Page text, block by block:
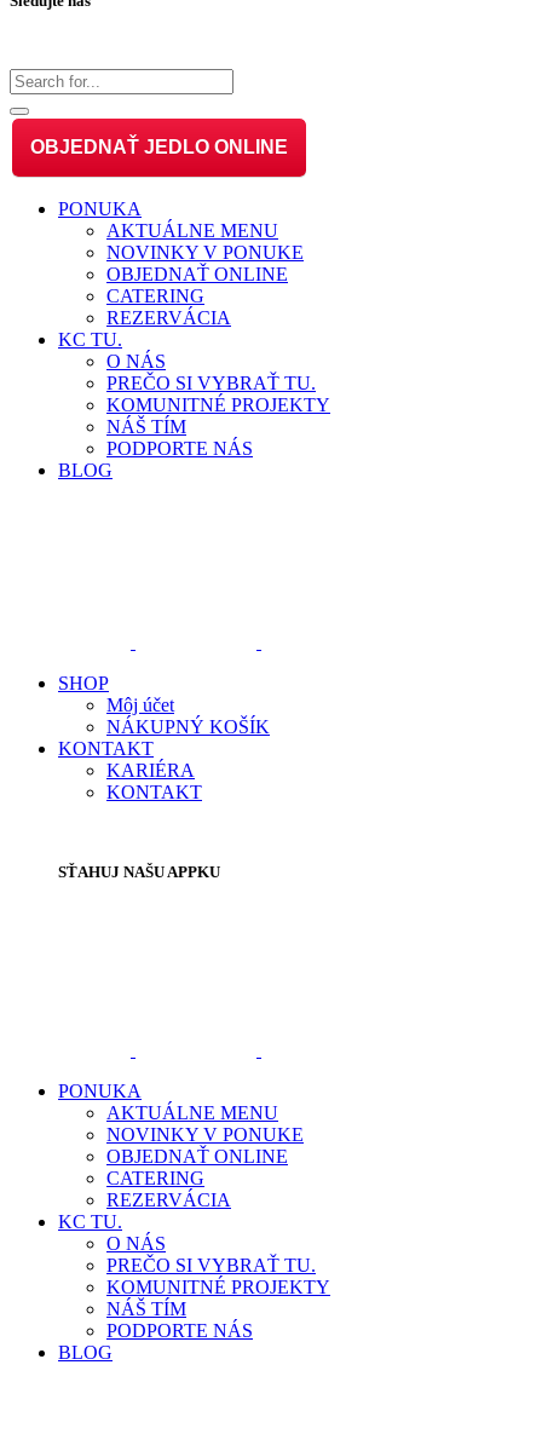
OBJEDNAŤ JEDLO ONLINE
PONUKA
AKTUÁLNE MENU
NOVINKY V PONUKE
OBJEDNAŤ ONLINE
CATERING
REZERVÁCIA
KC TU.
O NÁS
PREČO SI VYBRAŤ TU.
KOMUNITNÉ PROJEKTY
NÁŠ TÍM
PODPORTE NÁS
BLOG
SHOP
Môj účet
NÁKUPNÝ KOŠÍK
KONTAKT
KARIÉRA
KONTAKT
SŤAHUJ NAŠU APPKU
PONUKA
AKTUÁLNE MENU
NOVINKY V PONUKE
OBJEDNAŤ ONLINE
CATERING
REZERVÁCIA
KC TU.
O NÁS
PREČO SI VYBRAŤ TU.
KOMUNITNÉ PROJEKTY
NÁŠ TÍM
PODPORTE NÁS
BLOG